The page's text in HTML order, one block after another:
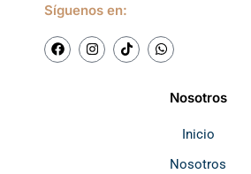
Síguenos en:
F
a
c
I
n
s
T
i
k
W
h
a
Nosotros
Inicio
Nosotros